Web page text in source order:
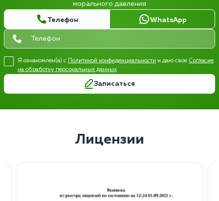
морального давления
Телефон WhatsApp
Я ознакомлен(а) с Политикой конфиденциальности и даю свое Согласие
на обработку персональных данных
Записаться
Лицензии